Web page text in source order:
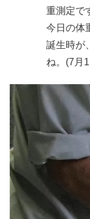
重測定で
今日の体
誕生時が
ね。(7月